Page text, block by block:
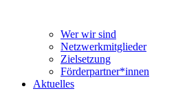
Wer wir sind
Netzwerkmitglieder
Zielsetzung
Förderpartner*innen
Aktuelles